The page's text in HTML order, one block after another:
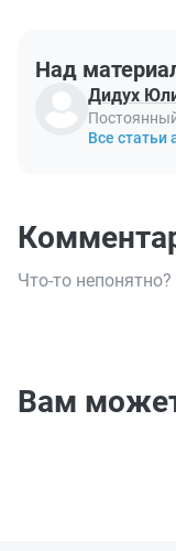
Над
Дидух
Все статьи
Что-то
Вам